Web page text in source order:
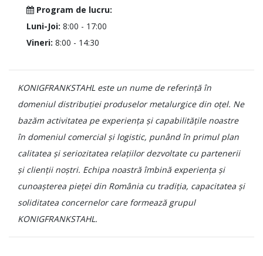
Program de lucru:
Luni-Joi: 8:00 - 17:00
Vineri: 8:00 - 14:30
KONIGFRANKSTAHL este un nume de referință în
domeniul distribuției produselor metalurgice din oțel. Ne
bazăm activitatea pe experiența și capabilitățile noastre
în domeniul comercial și logistic, punând în primul plan
calitatea și seriozitatea relațiilor dezvoltate cu partenerii
și clienții noștri. Echipa noastră îmbină experiența și
cunoașterea pieței din România cu tradiția, capacitatea și
soliditatea concernelor care formează grupul
KONIGFRANKSTAHL.